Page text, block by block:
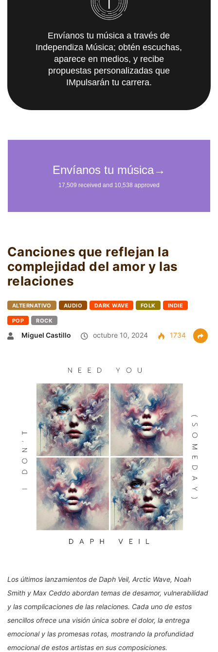
Envíanos tu música a través de
Independiza Música; obtén escuchas,
aparece en medios, y recibe
propuestas personalizadas que
IMpulsarán tu carrera.
Canciones que reflejan la
complejidad del amor y las
relaciones
ALTERNATIVO AUDIO DARK WAVE FOLK INDIE
POP ROCK
Miguel Castillo octubre 10, 2024 1734
Los últimos lanzamientos de Daph Veil, Arctic Wave, Noah
Smith y Max Ceddo abordan temas de desamor, vulnerabilidad
y las complicaciones de las relaciones. Cada uno de estos
sencillos ofrece una visión única sobre el dolor, la entrega
emocional y las promesas rotas, mostrando la profundidad
emocional de estos artistas en sus composiciones.